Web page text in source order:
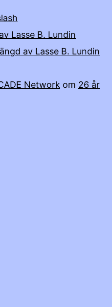
Lasse B. Lundin
av Lasse B. Lundin
Network om 26 år